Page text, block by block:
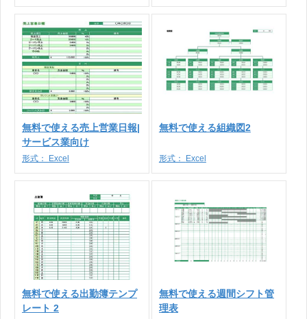
無料で使える売上営業日報|
サービス業向け
形式： Excel
無料で使える組織図2
形式： Excel
無料で使える出勤簿テンプ
レート 2
無料で使える週間シフト管
理表